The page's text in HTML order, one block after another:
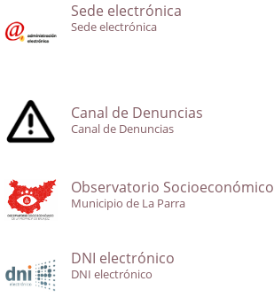
Sede electrónica
Sede electrónica
Canal de Denuncias
Canal de Denuncias
Observatorio Socioeconómico
Municipio de La Parra
DNI electrónico
DNI electrónico